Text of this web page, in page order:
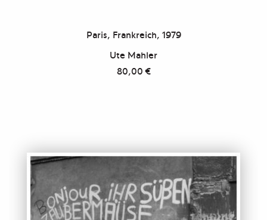
Paris, Frankreich, 1979
Ute Mahler
80,00€